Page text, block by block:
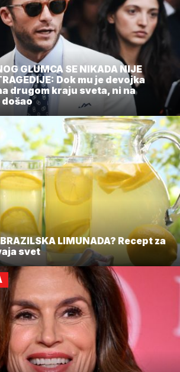
GLUMCA SE NIKADA NIJE
Dok mu je devojka
drugom kraju sveta, ni na
LIMUNADA? Recept za
svet